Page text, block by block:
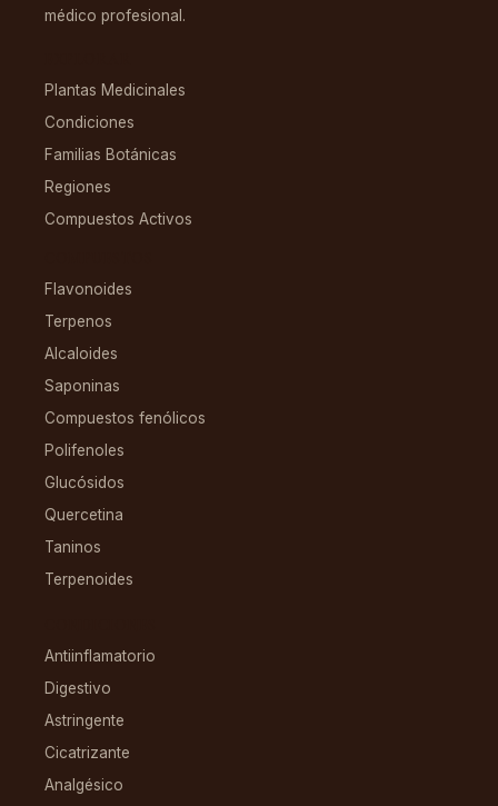
médico profesional.
Plantas Medicinales
Condiciones
Familias Botánicas
Regiones
Compuestos Activos
Flavonoides
Terpenos
Alcaloides
Saponinas
Compuestos fenólicos
Polifenoles
Glucósidos
Quercetina
Taninos
Terpenoides
Antiinflamatorio
Digestivo
Astringente
Cicatrizante
Analgésico